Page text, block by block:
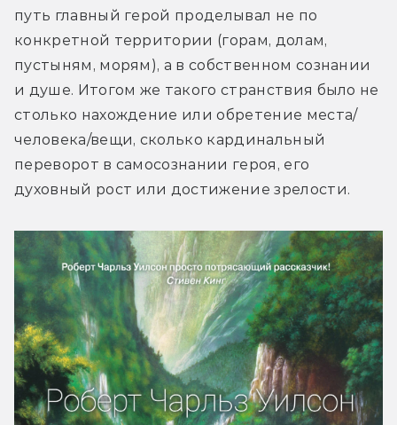
путь главный герой проделывал не по
конкретной территории (горам, долам,
пустыням, морям), а в собственном сознании
и душе. Итогом же такого странствия было не
столько нахождение или обретение места/
человека/вещи, сколько кардинальный
переворот в самосознании героя, его
духовный рост или достижение зрелости.